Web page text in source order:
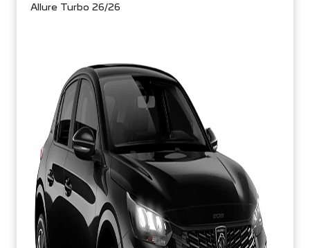
Allure Turbo 26/26